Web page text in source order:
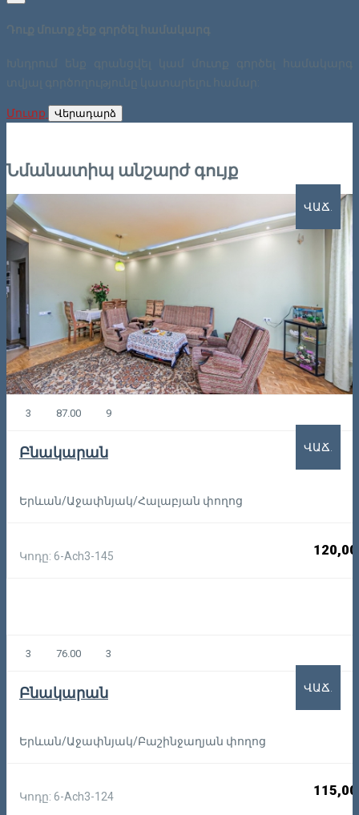
Դուք մուտք չեք գործել համակարգ
Խնդրում ենք գրանցվել կամ մուտք գործել համակարգ
տվյալ գործողությունը կատարելու համար:
Մուտք Վերադարձ
Նմանատիպ անշարժ գույք
ՎԱՃ.
3 87.00 9
Բնակարան
Երևան/Աջափնյակ/Հալաբյան փողոց
Կոդը: 6-Ach3-145
ՎԱՃ.
3 76.00 3
Բնակարան
Երևան/Աջափնյակ/Բաշինջաղյան փողոց
Կոդը: 6-Ach3-124
ՎԱՃ.